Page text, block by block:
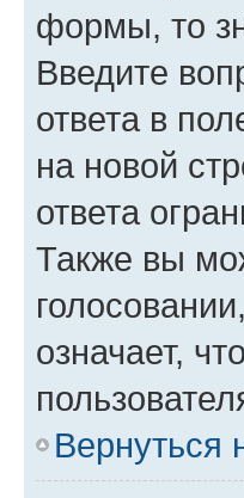
формы, то
Введите
ответа в
на новой
ответа
Также вы
означает,
Вернуться